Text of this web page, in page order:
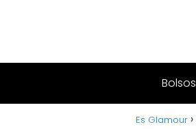
Bolsos
Es Glamour